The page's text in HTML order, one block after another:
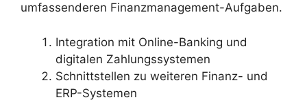
umfassenderen Finanzmanagement-Aufgaben.
Integration mit Online-Banking und
digitalen Zahlungssystemen
Schnittstellen zu weiteren Finanz- und
ERP-Systemen